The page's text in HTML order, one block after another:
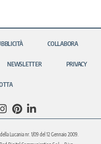
COLLABORA
NEWSLETTER PRIVACY
Lucania nr. 1/09 del 12 Gennaio 2009.